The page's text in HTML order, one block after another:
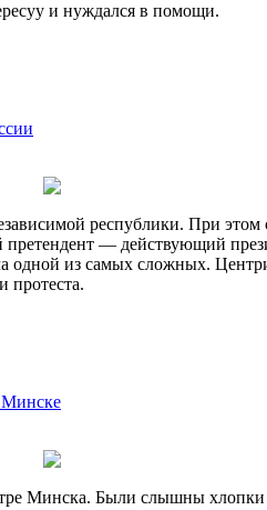
и нуждался в помощи.
республики. При этом
— действующий
одной из самых сложных.
протеста.
Минске
Минска. Были слышны